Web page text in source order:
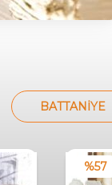
BATTANIYE
%57